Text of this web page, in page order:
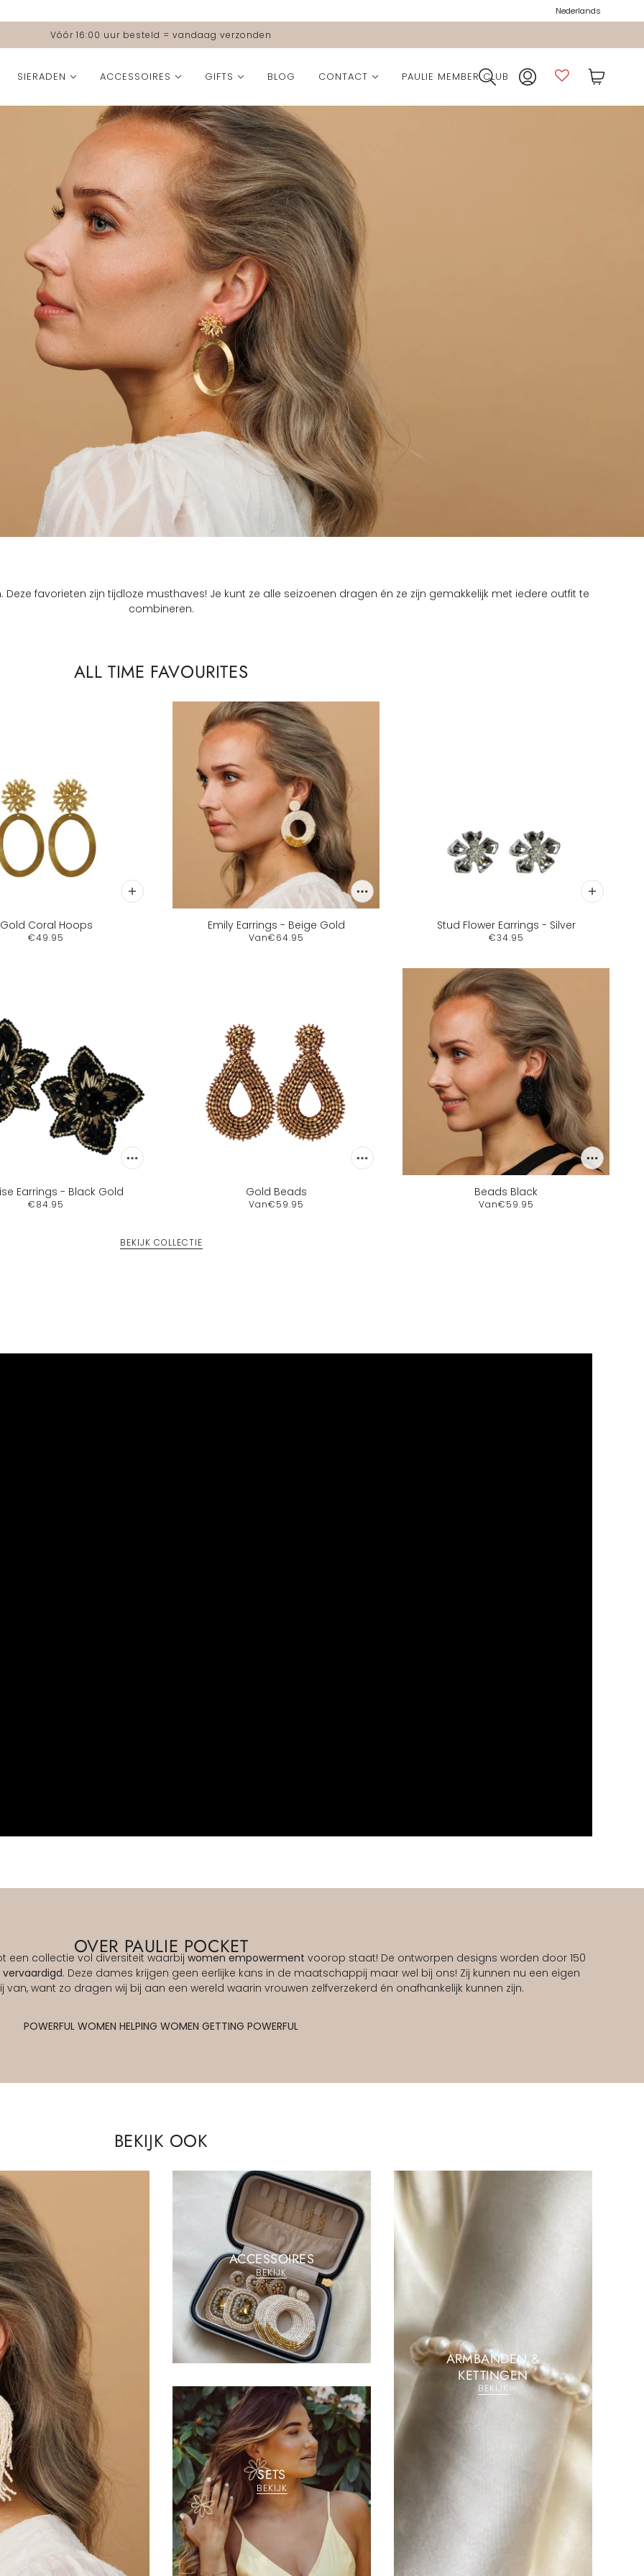
Nederlands
Vóór 16:00 uur besteld = vandaag verzonden
Burgundy
Fuchsia
Geel
Grijs
Groen
Goud
Oranje
Paars
Zwart
FORMAAT
Small
Medium
Grande
COLLECTIES
2nd drop SS '26 Collection
🐚 Ocean Muse Collection
SS '26 Collection
Party Collection
The Love Edit
Bolina Island x Paulie Pocket
Fall Icons Collection
All Time Favourites
Essential Elegance Collection
Bloom Collection
Bridal Collection
Clip On Collection
SIERADEN
COLLECTIES
Moeders voor Metakids | Butterflies of Hope Collection
ACCESSOIRES GIFTS BLOG CONTACT PAULIE MEMBER CLUB
favorieten zijn tijdloze musthaves! Je kunt ze alle seizoenen dragen én ze zijn gemakkelijk met iedere outfit te
combineren.
ALL TIME FAVOURITES
Gold Coral Hoops
€49.95
Emily Earrings - Beige Gold
Van€64.95
Stud Flower Earrings - Silver
€34.95
Earrings - Black Gold
€84.95
Gold Beads
Van€59.95
Beads Black
Van€59.95
BEKIJK COLLECTIE
OVER PAULIE POCKET
een collectie vol diversiteit waarbij women empowerment voorop staat! De ontworpen designs worden door 150
. Deze dames krijgen geen eerlijke kans in de maatschappij maar wel bij ons! Zij kunnen nu een eigen
want zo dragen wij bij aan een wereld waarin vrouwen zelfverzekerd én onafhankelijk kunnen zijn.
POWERFUL WOMEN HELPING WOMEN GETTING POWERFUL
BEKIJK OOK
ACCESSOIRES
BEKIJK
ARMBANDEN &
KETTINGEN
BEKIJK
SETS
BEKIJK